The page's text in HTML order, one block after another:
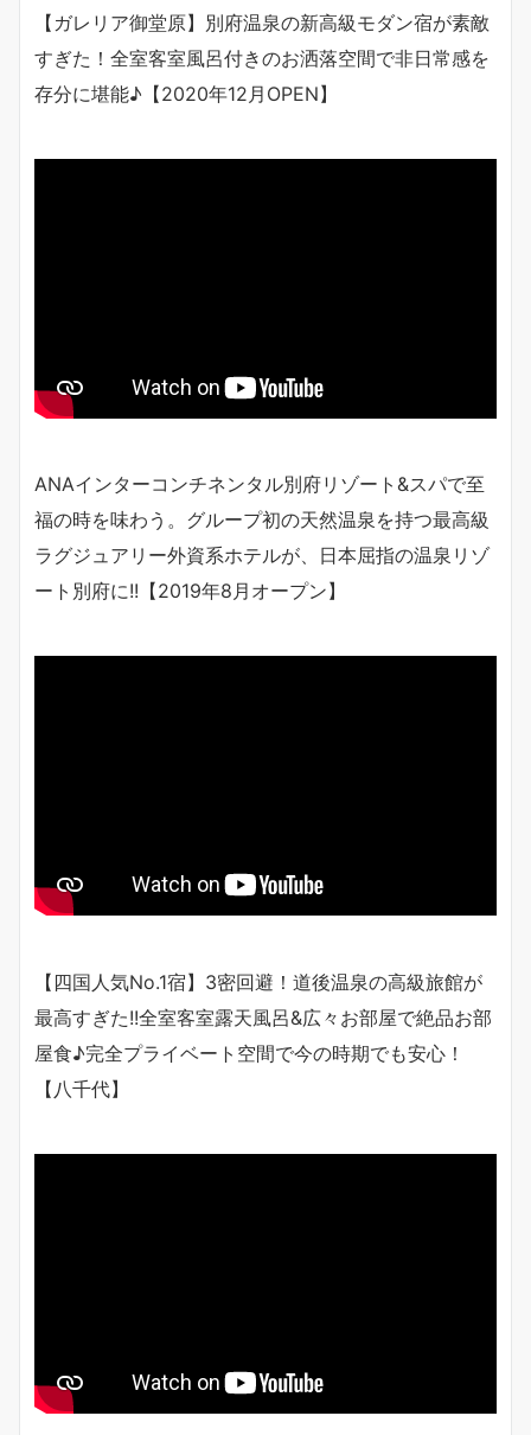
【ガレリア御堂原】別府温泉の新高級モダン宿が素敵
すぎた！全室客室風呂付きのお洒落空間で非日常感を
存分に堪能♪【2020年12月OPEN】
ANAインターコンチネンタル別府リゾート&スパで至
福の時を味わう。グループ初の天然温泉を持つ最高級
ラグジュアリー外資系ホテルが、日本屈指の温泉リゾ
ート別府に!!【2019年8月オープン】
【四国人気No.1宿】3密回避！道後温泉の高級旅館が
最高すぎた!!全室客室露天風呂&広々お部屋で絶品お部
屋食♪完全プライベート空間で今の時期でも安心！
【八千代】